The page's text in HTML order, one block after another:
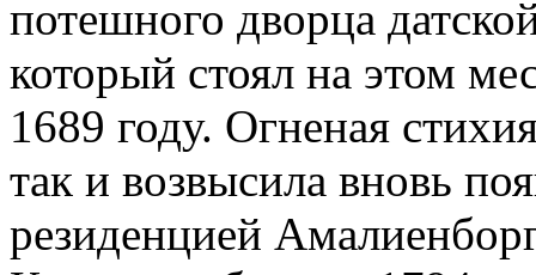
потешного дворца
который стоял на этом
1689 году. Огненая
так и возвысила вновь
резиденцией